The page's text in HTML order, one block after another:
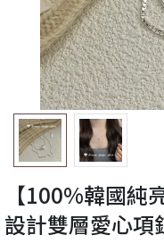
【100%韓國純
設計雙層愛心項